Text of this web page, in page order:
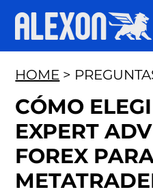
HOME >
CÓMO
EXPERT
FOREX